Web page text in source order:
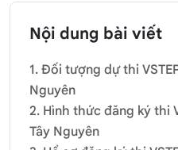
Nội dung bài viết
1. Đối tượng dự thi
Nguyên
2. Hình thức đăng ký thi
Tây Nguyên